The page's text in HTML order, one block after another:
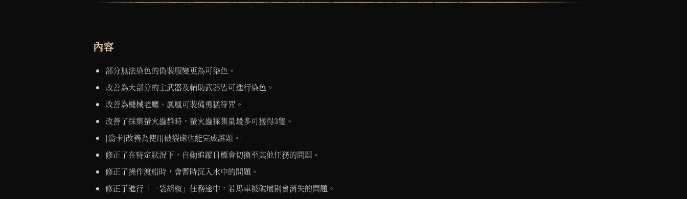
內容
部分無法染色的偽裝服變更為可染色。
改善為大部分的主武器及輔助武器皆可進行染色。
改善為機械老鷹、鳳凰可裝備勇猛符咒。
改善了採集螢火蟲群時，螢火蟲採集量最多可獲得3隻。
[翁卡]改善為使用破裂砲也能完成謎題。
修正了在特定狀況下，自動追蹤目標會切換至其他任務的問題。
修正了操作渡船時，會暫時沉入水中的問題。
修正了進行「一袋胡椒」任務途中，若馬車被破壞則會消失的問題。